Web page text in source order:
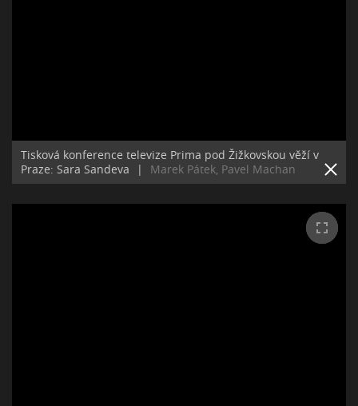
Tisková konference televize Prima pod Žižkovskou věží v
Praze: Sara Sandeva
| Marek Pátek, Pavel Machan